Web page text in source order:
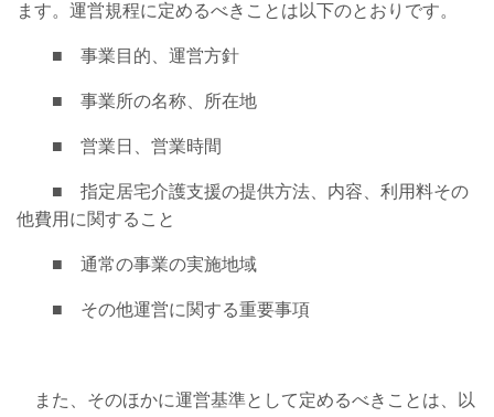
ます。運営規程に定めるべきことは以下のとおりです。
■ 事業目的、運営方針
■ 事業所の名称、所在地
■ 営業日、営業時間
■ 指定居宅介護支援の提供方法、内容、利用料その
他費用に関すること
■ 通常の事業の実施地域
■ その他運営に関する重要事項
また、そのほかに運営基準として定めるべきことは、以